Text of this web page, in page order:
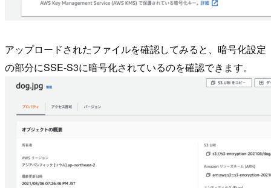
アップロードされたファイルを確認してみると、暗号化設定
の部分にSSE-S3に暗号化されているのを確認できます。